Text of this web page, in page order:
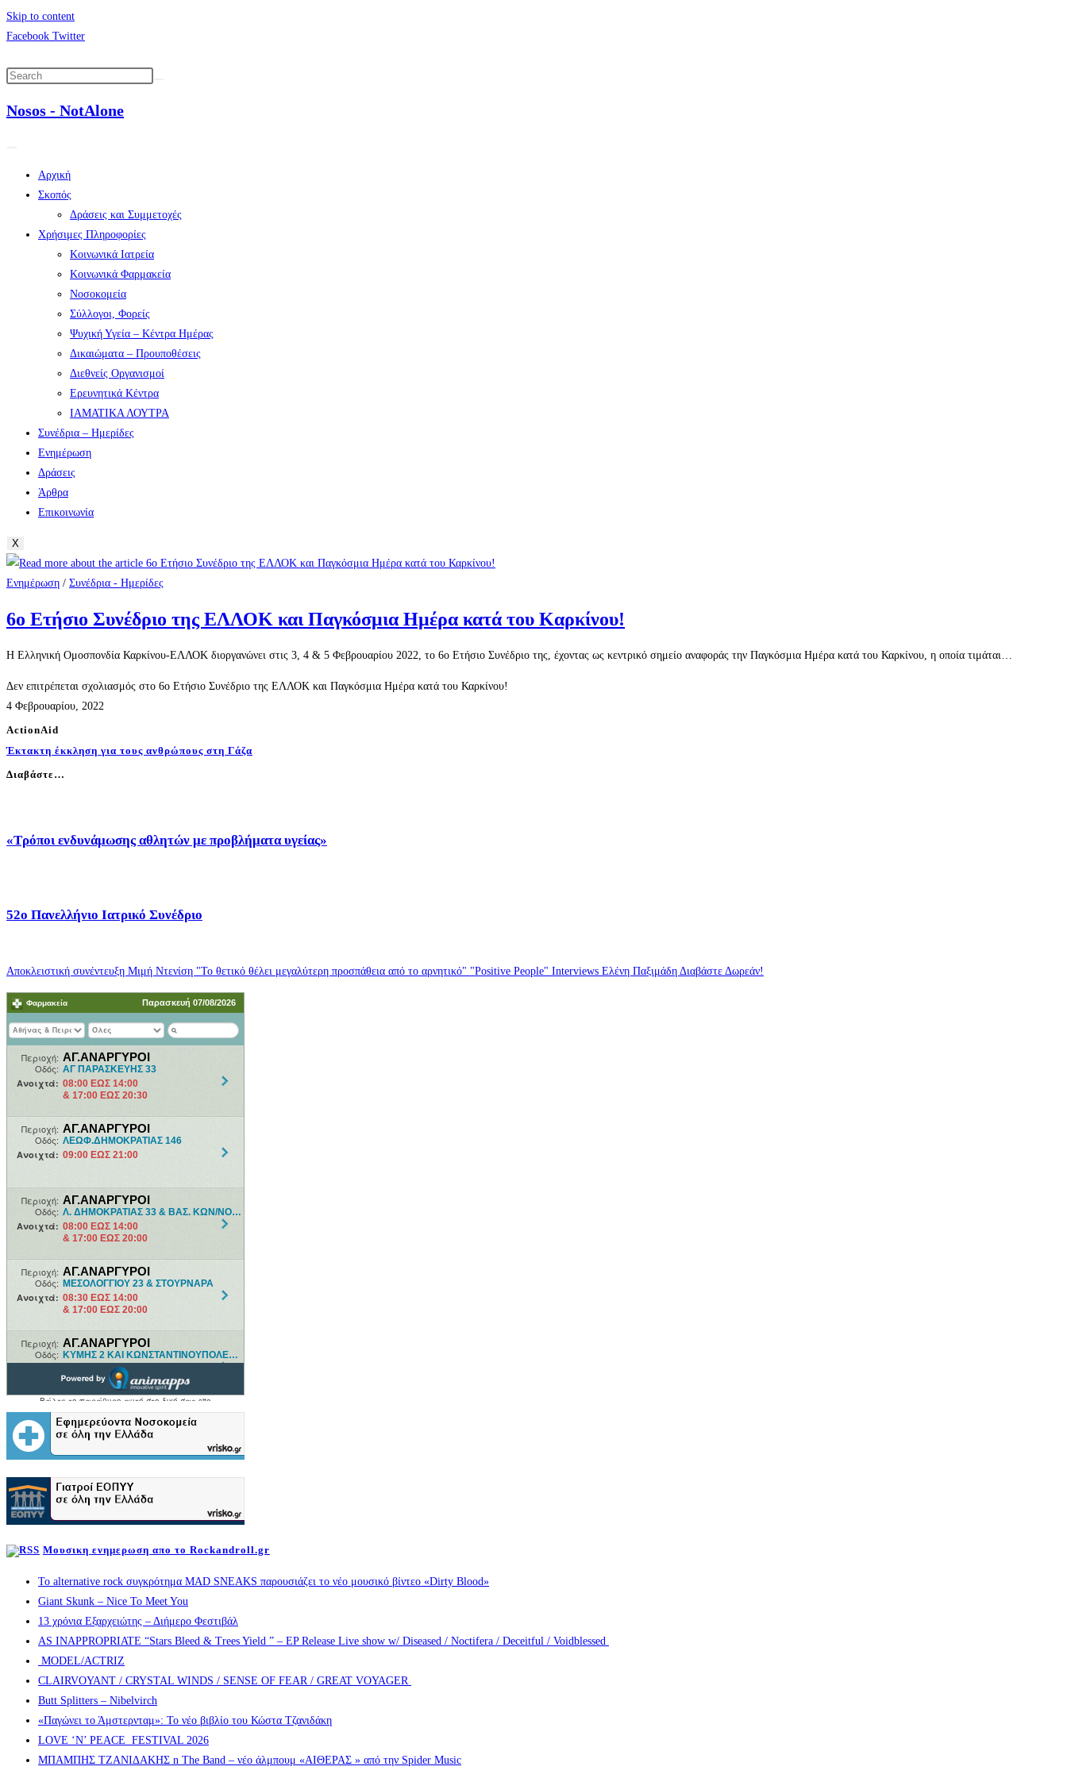
Skip to content
Facebook Twitter
Nosos - NotAlone
Αρχική
Σκοπός
Δράσεις και Συμμετοχές
Χρήσιμες Πληροφορίες
Κοινωνικά Ιατρεία
Κοινωνικά Φαρμακεία
Νοσοκομεία
Σύλλογοι, Φορείς
Ψυχική Υγεία – Κέντρα Ημέρας
Δικαιώματα – Προυποθέσεις
Διεθνείς Οργανισμοί
Ερευνητικά Κέντρα
ΙΑΜΑΤΙΚΑ ΛΟΥΤΡΑ
Συνέδρια – Ημερίδες
Ενημέρωση
Δράσεις
Άρθρα
Επικοινωνία
X
Ενημέρωση / Συνέδρια - Ημερίδες
6ο Ετήσιο Συνέδριο της ΕΛΛΟΚ και Παγκόσμια Ημέρα κατά του Καρκίνου!
Η Ελληνική Ομοσπονδία Καρκίνου-ΕΛΛΟΚ διοργανώνει στις 3, 4 & 5 Φεβρουαρίου 2022, το 6ο Ετήσιο Συνέδριο της, έχοντας ως κεντρικό σημείο αναφοράς την Παγκόσμια Ημέρα κατά του Καρκίνου, η οποία τιμάται…
Δεν επιτρέπεται σχολιασμός στο 6ο Ετήσιο Συνέδριο της ΕΛΛΟΚ και Παγκόσμια Ημέρα κατά του Καρκίνου!
4 Φεβρουαρίου, 2022
ActionAid
Έκτακτη έκκληση για τους ανθρώπους στη Γάζα
Διαβάστε…
«Τρόποι ενδυνάμωσης αθλητών με προβλήματα υγείας»
52o Πανελλήνιο Ιατρικό Συνέδριο
Αποκλειστική συνέντευξη Μιμή Ντενίση "Το θετικό θέλει μεγαλύτερη προσπάθεια από το αρνητικό" "Positive People" Interviews Ελένη Παξιμάδη Διαβάστε Δωρεάν!
Μουσικη ενημερωση απο το Rockandroll.gr
Το alternative rock συγκρότημα MAD SNEAKS παρουσιάζει το νέο μουσικό βίντεο «Dirty Blood»
Giant Skunk – Nice To Meet You
13 χρόνια Εξαρχειώτης – Διήμερο Φεστιβάλ
AS INAPPROPRIATE “Stars Bleed & Trees Yield ” – EP Release Live show w/ Diseased / Noctifera / Deceitful / Voidblessed
MODEL/ACTRIZ
CLAIRVOYANT / CRYSTAL WINDS / SENSE OF FEAR / GREAT VOYAGER
Butt Splitters – Nibelvirch
«Παγώνει το Άμστερνταμ»: Το νέο βιβλίο του Κώστα Τζανιδάκη
LOVE ‘N’ PEACE FESTIVAL 2026
ΜΠΑΜΠΗΣ ΤΖΑΝΙΔΑΚΗΣ n The Band – νέο άλμπουμ «ΑΙΘΕΡΑΣ » από την Spider Music